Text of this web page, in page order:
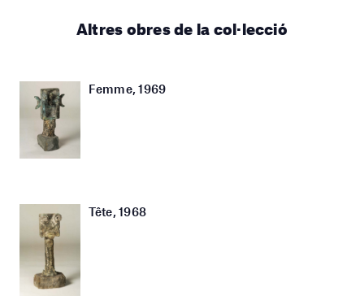
Altres obres de la col·lecció
Femme, 1969
Tête, 1968